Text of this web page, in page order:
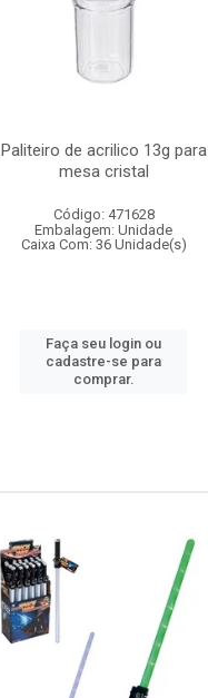
Paliteiro de acrilico 13g para
mesa cristal
Código: 471628
Embalagem: Unidade
Caixa Com: 36 Unidade(s)
Faça seu login ou
cadastre-se para
comprar.